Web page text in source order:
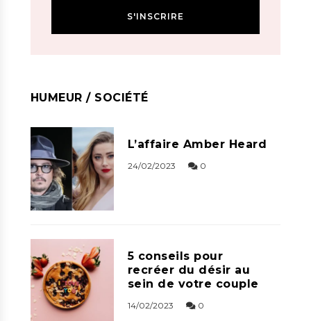
HUMEUR / SOCIÉTÉ
L’affaire Amber Heard
24/02/2023 0
5 conseils pour
recréer du désir au
sein de votre couple
14/02/2023 0